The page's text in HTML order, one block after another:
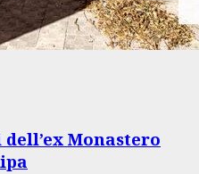
Monastero